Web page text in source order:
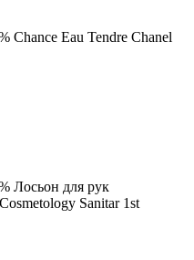
Chance Eau Tendre Chanel
Лосьон для рук
Sanitar 1st